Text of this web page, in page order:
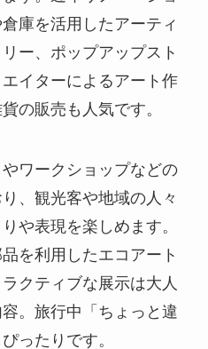
庫を活用したアーティ
ー、ポップアップスト
イターによるアート作
の販売も人気です。
ワークショップなどの
、観光客や地域の人々
や表現を楽しめます。
を利用したエコアート
クティブな展示は大人
。旅行中「ちょっと違
ったりです。